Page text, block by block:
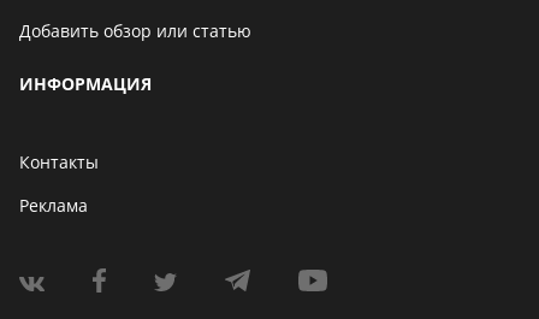
Добавить обзор или статью
ИНФОРМАЦИЯ
Контакты
Реклама